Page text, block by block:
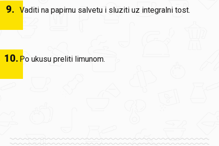
9. Vaditi na papirnu salvetu i sluziti uz integralni tost.
10. Po ukusu preliti limunom.